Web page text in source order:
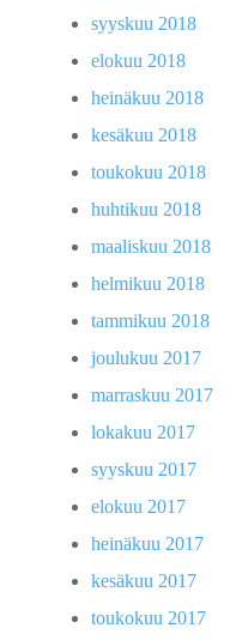
syyskuu 2018
elokuu 2018
heinäkuu 2018
kesäkuu 2018
toukokuu 2018
huhtikuu 2018
maaliskuu 2018
helmikuu 2018
tammikuu 2018
joulukuu 2017
marraskuu 2017
lokakuu 2017
syyskuu 2017
elokuu 2017
heinäkuu 2017
kesäkuu 2017
toukokuu 2017